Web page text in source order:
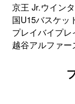
京王 Jr.ウイン
国U15バスケッ
プレイバイプ
越谷アルファー